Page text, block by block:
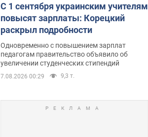
С 1 сентября украинским учителям
повысят зарплаты: Корецкий
раскрыл подробности
Одновременно с повышением зарплат
педагогам правительство объявило об
увеличении студенческих стипендий
7.08.2026 00:29 9,3 т.